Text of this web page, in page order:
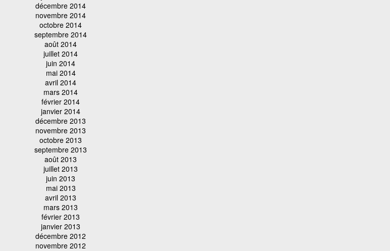
décembre 2014
novembre 2014
octobre 2014
septembre 2014
août 2014
juillet 2014
juin 2014
mai 2014
avril 2014
mars 2014
février 2014
janvier 2014
décembre 2013
novembre 2013
octobre 2013
septembre 2013
août 2013
juillet 2013
juin 2013
mai 2013
avril 2013
mars 2013
février 2013
janvier 2013
décembre 2012
novembre 2012